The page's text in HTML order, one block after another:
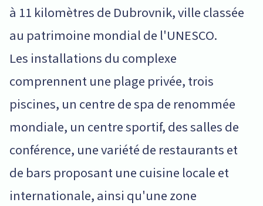
à 11 kilomètres de Dubrovnik, ville classée
au patrimoine mondial de l'UNESCO.
Les installations du complexe
comprennent une plage privée, trois
piscines, un centre de spa de renommée
mondiale, un centre sportif, des salles de
conférence, une variété de restaurants et
de bars proposant une cuisine locale et
internationale, ainsi qu'une zone